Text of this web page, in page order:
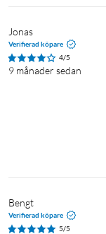
Jonas
Verifierad köpare
4/5
9 månader sedan
Bengt
Verifierad köpare
5/5